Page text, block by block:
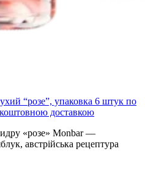
“розе”, упаковка 6 штук по
доставкою
«розе» Monbar —
австрійська рецептура